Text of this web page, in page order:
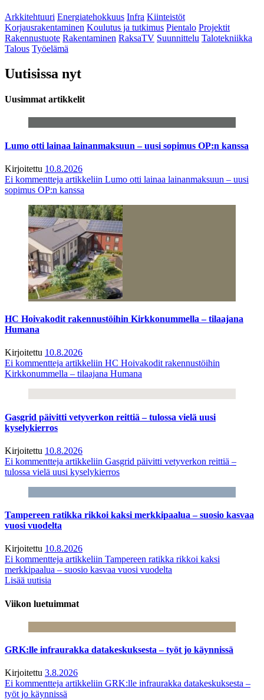
Arkkitehtuuri Energiatehokkuus Infra Kiinteistöt
Korjausrakentaminen Koulutus ja tutkimus Pientalo Projektit
Rakennustuote Rakentaminen RaksaTV Suunnittelu Talotekniikka
Talous Työelämä
Uutisissa nyt
Uusimmat artikkelit
Lumo otti lainaa lainanmaksuun – uusi sopimus OP:n kanssa
Kirjoitettu 10.8.2026
Ei kommentteja artikkeliin Lumo otti lainaa lainanmaksuun – uusi
sopimus OP:n kanssa
HC Hoivakodit rakennustöihin Kirkkonummella – tilaajana
Humana
Kirjoitettu 10.8.2026
Ei kommentteja artikkeliin HC Hoivakodit rakennustöihin
Kirkkonummella – tilaajana Humana
Gasgrid päivitti vetyverkon reittiä – tulossa vielä uusi
kyselykierros
Kirjoitettu 10.8.2026
Ei kommentteja artikkeliin Gasgrid päivitti vetyverkon reittiä –
tulossa vielä uusi kyselykierros
Tampereen ratikka rikkoi kaksi merkkipaalua – suosio kasvaa
vuosi vuodelta
Kirjoitettu 10.8.2026
Ei kommentteja artikkeliin Tampereen ratikka rikkoi kaksi
merkkipaalua – suosio kasvaa vuosi vuodelta
Lisää uutisia
Viikon luetuimmat
GRK:lle infraurakka datakeskuksesta – työt jo käynnissä
Kirjoitettu 3.8.2026
Ei kommentteja artikkeliin GRK:lle infraurakka datakeskuksesta –
työt jo käynnissä